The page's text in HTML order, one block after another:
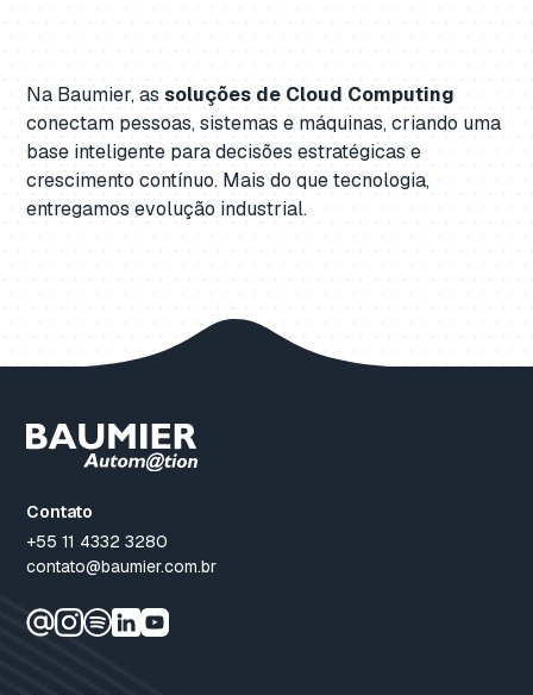
Na Baumier, assoluções de Cloud Computing
conectam pessoas, sistemas e máquinas, criando uma
base inteligente para decisões estratégicas e
crescimento contínuo. Mais do que tecnologia,
entregamos evolução industrial.
Contato
+55 11 4332 3280
contato@baumier.com.br